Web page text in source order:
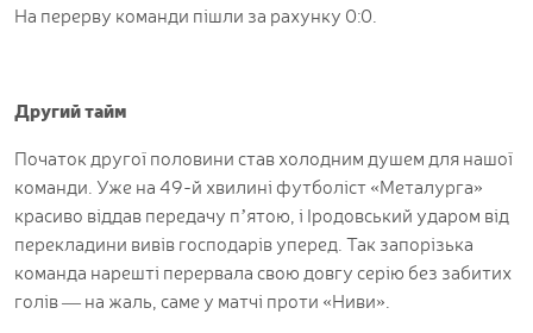
На перерву команди пішли за рахунку 0:0.
Другий тайм
Початок другої половини став холодним душем для нашої
команди. Уже на 49-й хвилині футболіст «Металурга»
красиво віддав передачу п’ятою, і Іродовський ударом від
перекладини вивів господарів уперед. Так запорізька
команда нарешті перервала свою довгу серію без забитих
голів — на жаль, саме у матчі проти «Ниви».